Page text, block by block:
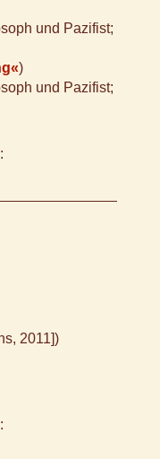
und Pazifist;
)
und Pazifist;
2011])